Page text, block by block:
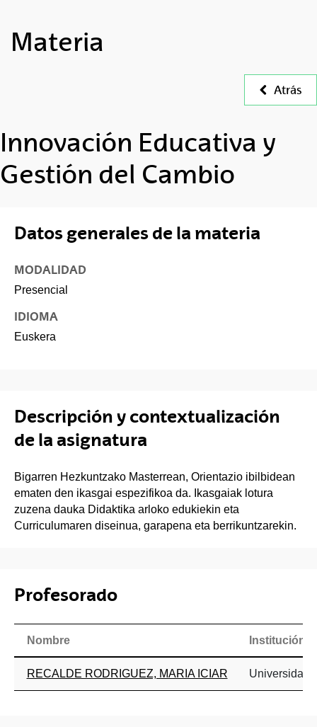
Materia
Atrás
Innovación Educativa y
Gestión del Cambio
Datos generales de la materia
MODALIDAD
Presencial
IDIOMA
Euskera
Descripción y contextualización
de la asignatura
Bigarren Hezkuntzako Masterrean, Orientazio ibilbidean
ematen den ikasgai espezifikoa da. Ikasgaiak lotura
zuzena dauka Didaktika arloko edukiekin eta
Curriculumaren diseinua, garapena eta berrikuntzarekin.
Profesorado
Nombre Institución
RECALDE RODRIGUEZ, MARIA ICIAR Universidad